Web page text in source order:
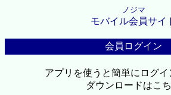
ノジマ
モバイル会員サイ
会員ログイン
アプリを使うと簡単にログ
ダウンロードはこ